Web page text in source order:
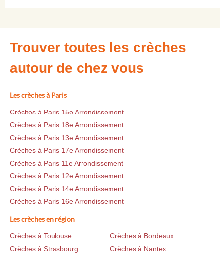
Trouver toutes les crèches
autour de chez vous
Les crèches à Paris
Crèches à Paris 15e Arrondissement
Crèches à Paris 18e Arrondissement
Crèches à Paris 13e Arrondissement
Crèches à Paris 17e Arrondissement
Crèches à Paris 11e Arrondissement
Crèches à Paris 12e Arrondissement
Crèches à Paris 14e Arrondissement
Crèches à Paris 16e Arrondissement
Les crèches en région
Crèches à Toulouse
Crèches à Bordeaux
Crèches à Strasbourg
Crèches à Nantes